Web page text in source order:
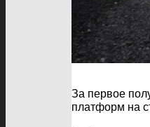
За первое
платформ на